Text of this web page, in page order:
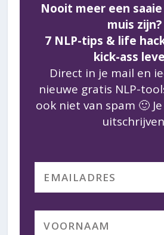
Nooit meer een
muis zijn?
7 NLP-tips & life
kick-ass
Direct in je mail en
nieuwe gratis NLP-
ook niet van spam 🙂